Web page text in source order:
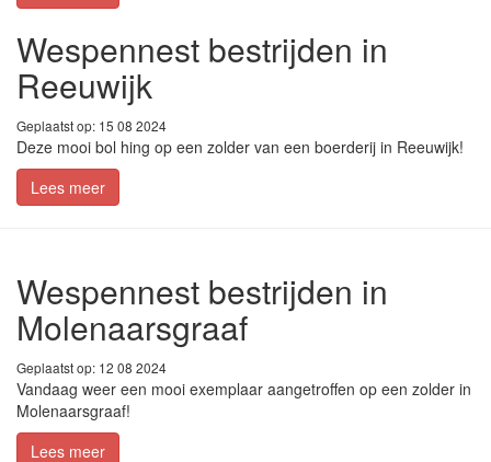
Wespennest bestrijden in
Reeuwijk
Geplaatst op: 15 08 2024
Deze mooi bol hing op een zolder van een boerderij in Reeuwijk!
Lees meer
Wespennest bestrijden in
Molenaarsgraaf
Geplaatst op: 12 08 2024
Vandaag weer een mooi exemplaar aangetroffen op een zolder in
Molenaarsgraaf!
Lees meer